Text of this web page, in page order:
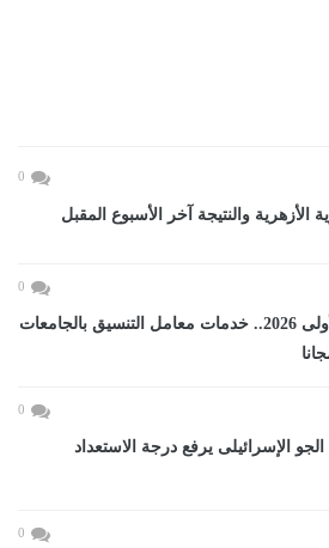
0
الأزهرية والنتيجة آخر الأسبوع المقبل
0
تنسيق المرحلة الأولى 2026.. خدمات معامل التنسيق بالجامعات
0
الإسرائيلى يرفع درجة الاستعداد
0